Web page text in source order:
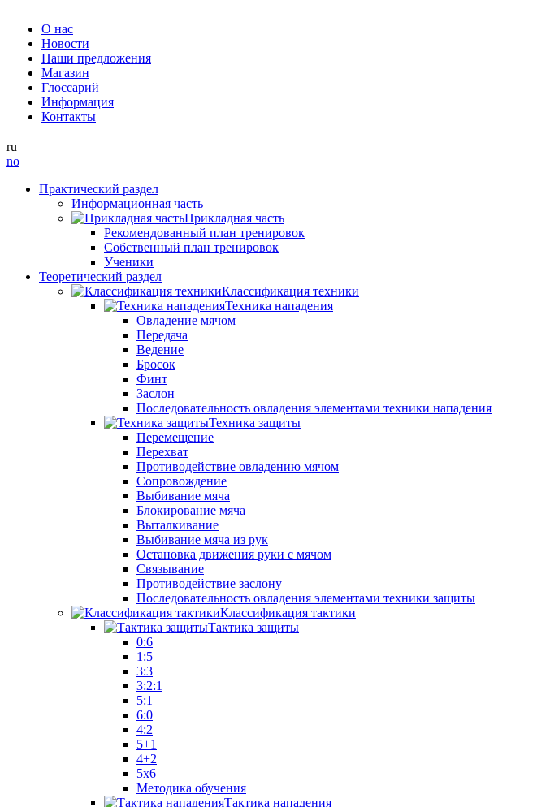
О нас
Новости
Наши предложения
Магазин
Глоссарий
Информация
Контакты
ru
no
Практический раздел
Информационная часть
Прикладная часть
Рекомендованный план тренировок
Собственный план тренировок
Ученики
Теоретический раздел
Классификация техники
Техника нападения
Овладение мячом
Передача
Ведение
Бросок
Финт
Заслон
Последовательность овладения элементами техники нападения
Техника защиты
Перемещение
Перехват
Противодействие овладению мячом
Сопровождение
Выбивание мяча
Блокирование мяча
Выталкивание
Выбивание мяча из рук
Остановка движения руки с мячом
Связывание
Противодействие заслону
Последовательность овладения элементами техники защиты
Классификация тактики
Тактика защиты
0:6
1:5
3:3
3:2:1
5:1
6:0
4:2
5+1
4+2
5x6
Методика обучения
Тактика нападения